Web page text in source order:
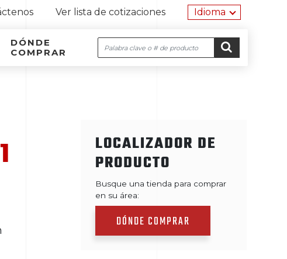
Ver lista de cotizaciones Idioma
Navegación por el sitio
Ir al contenido
DÓNDE
COMPRAR
Buscar
LOCALIZADOR DE
PRODUCTO
Busque una tienda para comprar
en su área:
DÓNDE COMPRAR